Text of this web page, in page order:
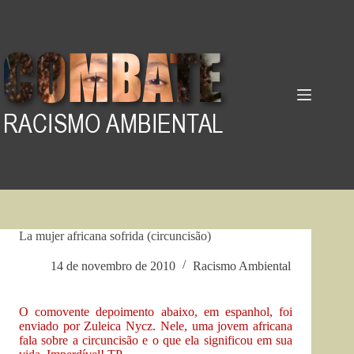
La mujer africana sofrida (circuncisão)
14 de novembro de 2010 Racismo Ambiental
O comovente depoimento abaixo, em espanhol, foi
enviado por Zuleica Nycz. Nele, uma jovem africana
fala sobre a circuncisão e o que ela significou em sua